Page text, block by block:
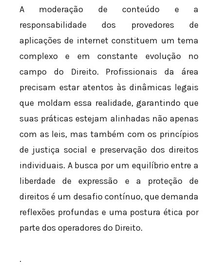
A moderação de conteúdo e a
responsabilidade dos provedores de
aplicações de internet constituem um tema
complexo e em constante evolução no
campo do Direito. Profissionais da área
precisam estar atentos às dinâmicas legais
que moldam essa realidade, garantindo que
suas práticas estejam alinhadas não apenas
com as leis, mas também com os princípios
de justiça social e preservação dos direitos
individuais. A busca por um equilíbrio entre a
liberdade de expressão e a proteção de
direitos é um desafio contínuo, que demanda
reflexões profundas e uma postura ética por
parte dos operadores do Direito.
.